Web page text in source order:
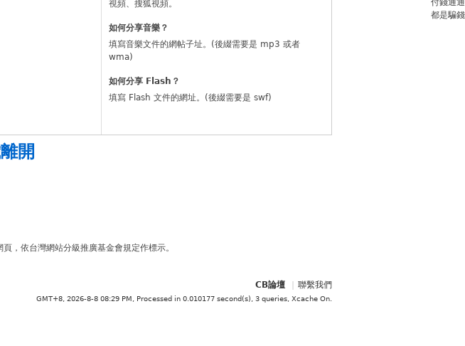
視頻、搜狐視頻。
如何分享音樂？
填寫音樂文件的網帖子址。(後綴需要是 mp3 或者
wma)
如何分享 Flash？
填寫 Flash 文件的網址。(後綴需要是 swf)
開
，依台灣網站分級推廣基金會規定作標示。
付錢通通
都是騙錢
CB論壇 聯繫我們
GMT+8, 2026-8-8 08:29 PM, Processed in 0.010177 second(s), 3 queries, Xcache On